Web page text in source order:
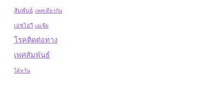
สัมพันธ์ เพศเดียวกัน
เอชไอวี เอเชีย
โรคติดต่อทาง
เพศสัมพันธ์
ไต้หวัน